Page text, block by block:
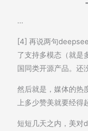
…
[4] 再说两句
了支持多模态（就是
国同类开源产品。还
然后就是，媒体的热
上多少赞美就要经得
短短几天之内，美对